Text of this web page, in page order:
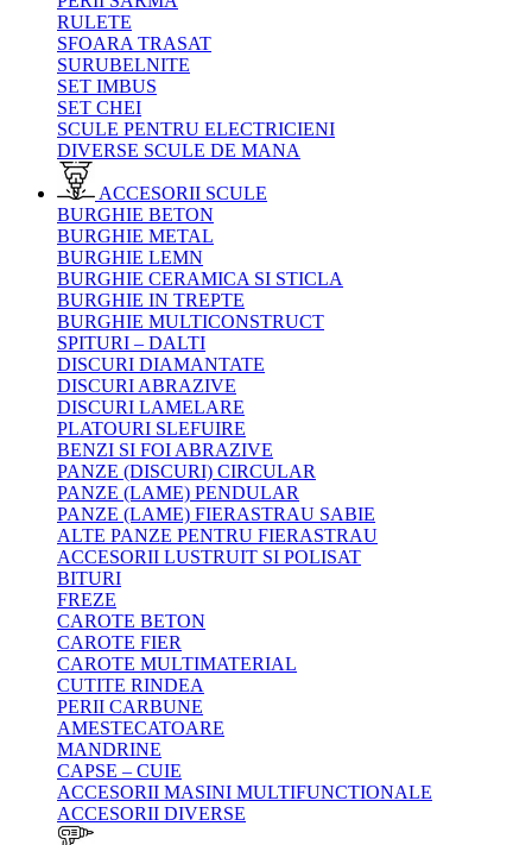
RULETE
SFOARA TRASAT
SURUBELNITE
SET IMBUS
SET CHEI
SCULE PENTRU ELECTRICIENI
DIVERSE SCULE DE MANA
ACCESORII SCULE
BURGHIE BETON
BURGHIE METAL
BURGHIE LEMN
BURGHIE CERAMICA SI STICLA
BURGHIE IN TREPTE
BURGHIE MULTICONSTRUCT
SPITURI – DALTI
DISCURI DIAMANTATE
DISCURI ABRAZIVE
DISCURI LAMELARE
PLATOURI SLEFUIRE
BENZI SI FOI ABRAZIVE
PANZE (DISCURI) CIRCULAR
PANZE (LAME) PENDULAR
PANZE (LAME) FIERASTRAU SABIE
ALTE PANZE PENTRU FIERASTRAU
ACCESORII LUSTRUIT SI POLISAT
BITURI
FREZE
CAROTE BETON
CAROTE FIER
CAROTE MULTIMATERIAL
CUTITE RINDEA
PERII CARBUNE
AMESTECATOARE
MANDRINE
CAPSE – CUIE
ACCESORII MASINI MULTIFUNCTIONALE
ACCESORII DIVERSE